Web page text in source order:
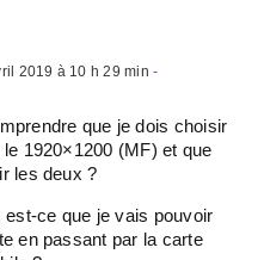
2019 à 10 h 29 min -
que je dois choisir
1920×1200 (MF) et que
les deux ?
ce que je vais pouvoir
en passant par la carte